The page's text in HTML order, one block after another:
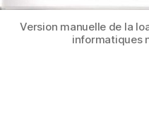
Version manuelle de la
informatiques